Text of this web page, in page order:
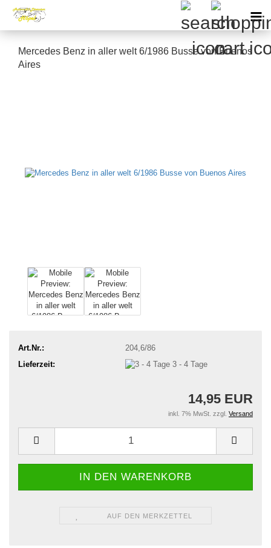
Mercedes Benz in aller welt 6/1986 Busse von Buenos
Aires
Art.Nr.:
204,6/86
Lieferzeit:
3 - 4 Tage
14,95 EUR
inkl. 7% MwSt. zzgl. Versand
AUF DEN MERKZETTEL